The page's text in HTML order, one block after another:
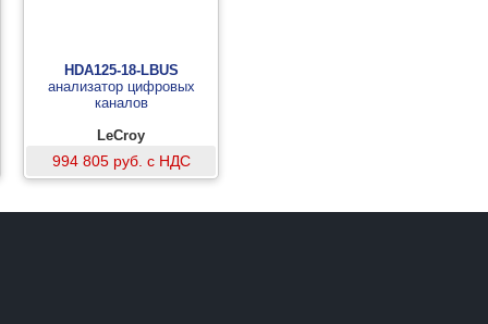
HDA125-18-LBUS
анализатор цифровых
каналов
LeCroy
994 805 руб. с НДС